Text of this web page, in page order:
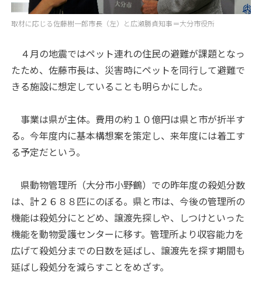
取材に応じる佐藤樹一郎市長（左）と広瀬勝貞知事＝大分市役所
４月の地震ではペット連れの住民の避難が課題となっ
たため、佐藤市長は、災害時にペットを同行して避難で
きる施設に想定していることも明らかにした。
事業は県が主体。費用の約１０億円は県と市が折半す
る。今年度内に基本構想案を策定し、来年度には着工す
る予定だという。
県動物管理所（大分市小野鶴）での昨年度の殺処分数
は、計２６８８匹にのぼる。県と市は、今後の管理所の
機能は殺処分にとどめ、譲渡先探しや、しつけといった
機能を動物愛護センターに移す。管理所より収容能力を
広げて殺処分までの日数を延ばし、譲渡先を探す期間も
延ばし殺処分を減らすことをめざす。